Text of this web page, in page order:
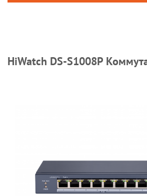
HiWatch DS-S1008P